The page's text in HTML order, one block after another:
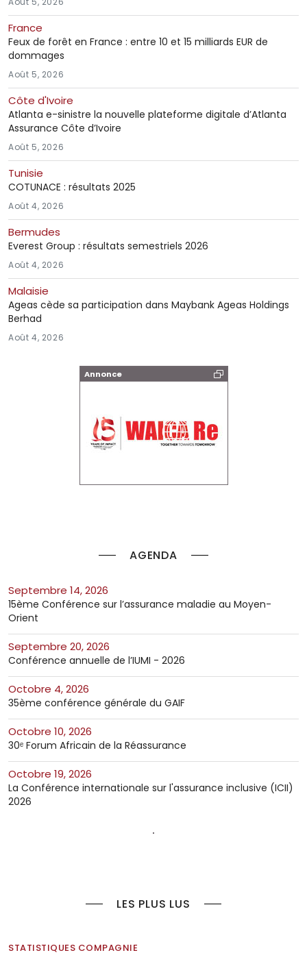
Annonce
AGENDA
septembre 14, 2026
15ème Conférence sur l’assurance maladie au Moyen-
Orient
septembre 20, 2026
Conférence annuelle de l’IUMI - 2026
octobre 4, 2026
35ème conférence générale du GAIF
octobre 10, 2026
30ᵉ Forum Africain de la Réassurance
octobre 19, 2026
La Conférence internationale sur l'assurance inclusive (ICII)
2026
LES PLUS LUS
STATISTIQUES COMPAGNIE
France
Feux de forêt en France : entre 10 et 15 milliards EUR de
dommages
Août 5, 2026
Côte d'Ivoire
Atlanta e-sinistre la nouvelle plateforme digitale d’Atlanta
Assurance Côte d’Ivoire
Août 5, 2026
Tunisie
COTUNACE : résultats 2025
Août 4, 2026
Bermudes
Everest Group : résultats semestriels 2026
Août 4, 2026
Malaisie
Ageas cède sa participation dans Maybank Ageas Holdings
Berhad
Août 4, 2026